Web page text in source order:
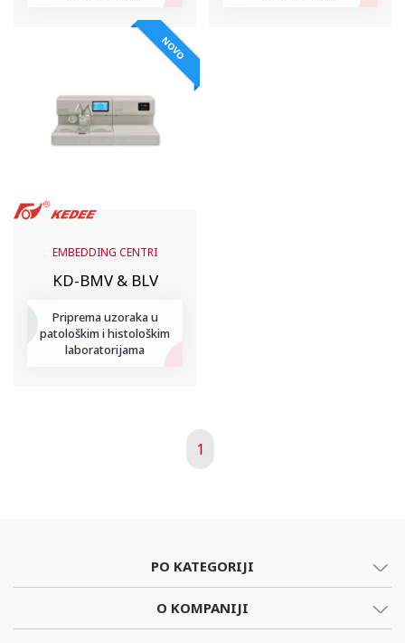
NOVO
EMBEDDING CENTRI
KD-BMV & BLV
Priprema uzoraka u
patološkim i histološkim
laboratorijama
1
PO KATEGORIJI
O KOMPANIJI